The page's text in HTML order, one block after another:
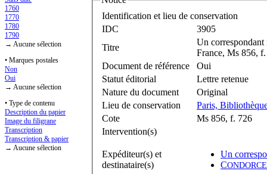
1760
1770
1780
1790
→ Aucune sélection
• Marques postales
Non
Oui
→ Aucune sélection
• Type de contenu
Description du papier
Image du filigrane
Transcription
Transcription & papier
→ Aucune sélection
Identification et lieu de conservation
IDC
3905
Titre
Un
France, Ms 856,
Document de référence
Oui
Statut éditorial
Lettre retenue
Nature du document
Original
Lieu de conservation
Paris,
Cote
Ms 856, f. 726
Intervention(s)
Expéditeur(s) et
destinataire(s)
Un
C